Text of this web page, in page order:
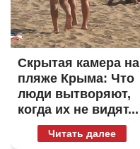
Скрытая камера на
пляже Крыма: Что
люди вытворяют,
когда их не видят...
Читать далее